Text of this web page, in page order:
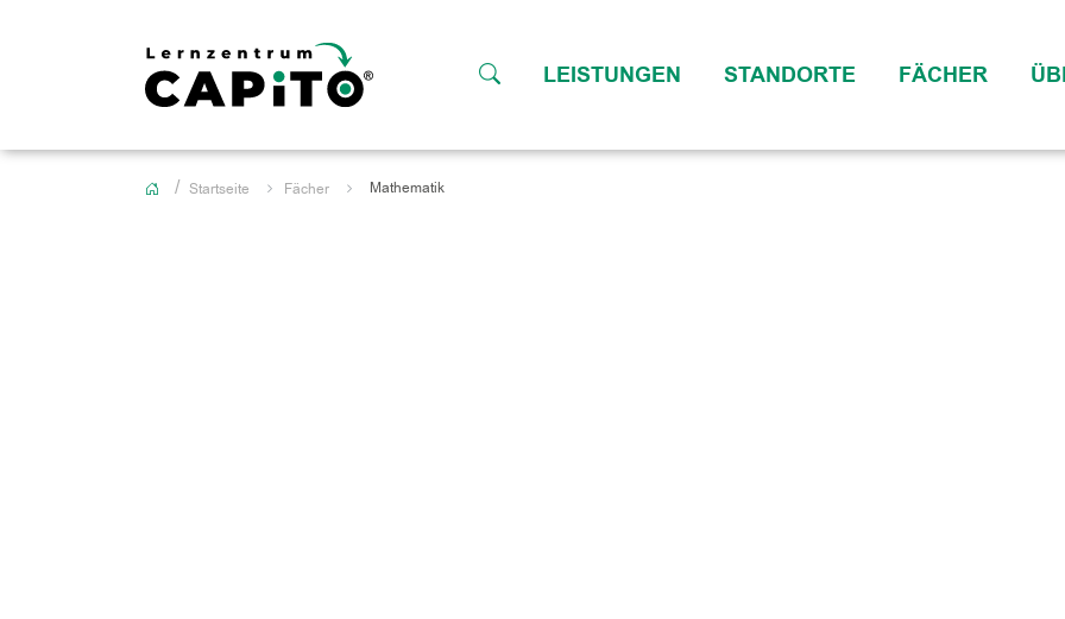
LEISTUNGEN STANDORTE FÄCHER
Startseite Fächer Mathematik